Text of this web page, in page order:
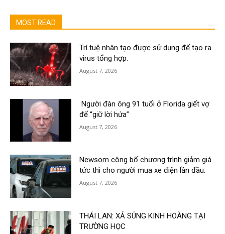
MOST READ
Trí tuệ nhân tạo được sử dụng để tạo ra
virus tổng hợp.
August 7, 2026
Người đàn ông 91 tuổi ở Florida giết vợ
để “giữ lời hứa”
August 7, 2026
Newsom công bố chương trình giảm giá
tức thì cho người mua xe điện lần đầu.
August 7, 2026
THÁI LAN: XẢ SÚNG KINH HOÀNG TẠI
TRƯỜNG HỌC